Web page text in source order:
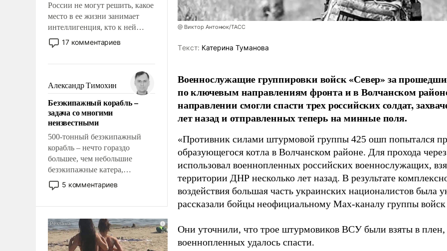
России не могут решить, какое
место в ее жизни занимает
интеллигенция, кто к ней
принадлежит, а кого из нее
исключили с правом
чем она отличается от просто
образованных людей. Иногда
казалось, что эти вопросы
решены раз и навсегда, но –
нет, не решены.
17 комментариев
Александр Тимохин
Безэкипажный корабль –
задача со многими
неизвестными
500-тонный безэкипажный
корабль – нечто гораздо
большее, чем небольшие
безэкипажные катера,
применение которых уже
стало обыденностью. Задача по
и ее реализация радикально
поднимет наши боевые
возможности.
5 комментариев
@ Виктор Антонюк/ТАСС
Tекст: Катерина Туманова
Военнослужащие группировки войск «Север» за
по ключевым направлениям фронта и в Волчанском
направлении смогли спасти трех российских солдат,
лет назад и отправленных теперь на минные поля.
«Противник силами штурмовой группы 425 ошп попытался
образующегося котла в Волчанском районе. Для прохода
использовал военнопленных российских военнослужащих,
территории ДНР несколько лет назад. В результате
воздействия большая часть украинских националистов была
рассказали бойцы неофициальному Max-каналу группы
Они уточнили, что трое штурмовиков ВСУ были взяты в плен,
военнопленных удалось спасти.